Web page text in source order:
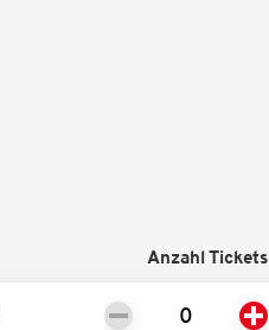
Anzahl Tickets